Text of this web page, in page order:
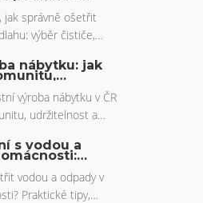
a triky
jak správně ošetřit
výběr čističe,
nábytku: jak
a české
výroba nábytku v ČR
udržitelnost a
v oběhu, roli ACN a
s vodou a
vodou a odpady v
Praktické tipy,